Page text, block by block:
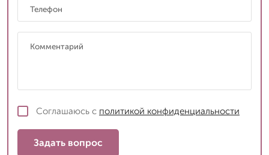
Соглашаюсь с политикой конфиденциальности
Задать вопрос